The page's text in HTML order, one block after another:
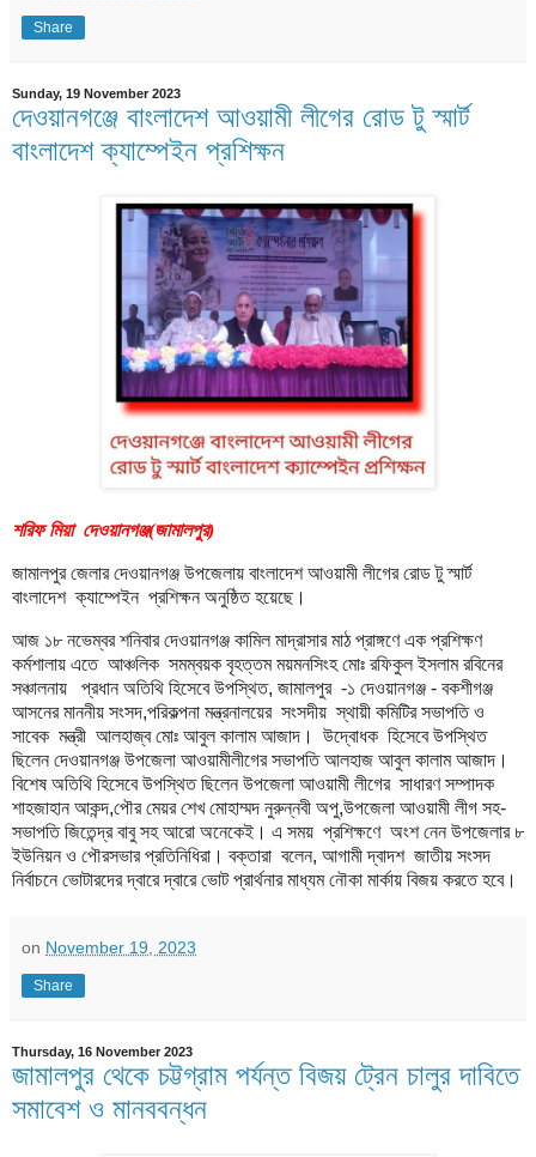
Share
Sunday, 19 November 2023
দেওয়ানগঞ্জে বাংলাদেশ আওয়ামী লীগের রোড টু স্মার্ট
বাংলাদেশ ক্যাম্পেইন প্রশিক্ষন
শরিফ মিয়া দেওয়ানগঞ্জ(জামালপুর)
জামালপুর জেলার দেওয়ানগঞ্জ উপজেলায় বাংলাদেশ আওয়ামী লীগের রোড টু স্মার্ট
বাংলাদেশ ক্যাম্পেইন প্রশিক্ষন অনুষ্ঠিত হয়েছে।
আজ ১৮ নভেম্বর শনিবার দেওয়ানগঞ্জ কামিল মাদ্রাসার মাঠ প্রাঙ্গণে এক প্রশিক্ষণ
কর্মশালায় এতে আঞ্চলিক সমম্বয়ক বৃহত্তম ময়মনসিংহ মোঃ রফিকুল ইসলাম রবিনের
সঞ্চালনায় প্রধান অতিথি হিসেবে উপস্থিত, জামালপুর -১ দেওয়ানগঞ্জ - বকশীগঞ্জ
আসনের মাননীয় সংসদ,পরিকল্পনা মন্ত্রনালয়ের সংসদীয় স্থায়ী কমিটির সভাপতি ও
সাবেক মন্ত্রী আলহাজ্ব মোঃ আবুল কালাম আজাদ। উদ্বোধক হিসেবে উপস্থিত
ছিলেন দেওয়ানগঞ্জ উপজেলা আওয়ামীলীগের সভাপতি আলহাজ আবুল কালাম আজাদ।
বিশেষ অতিথি হিসেবে উপস্থিত ছিলেন উপজেলা আওয়ামী লীগের সাধারণ সম্পাদক
শাহজাহান আকন্দ,পৌর মেয়র শেখ মোহাম্মদ নুরুন্নবী অপু,উপজেলা আওয়ামী লীগ সহ-
সভাপতি জিতেন্দ্র বাবু সহ আরো অনেকেই। এ সময় প্রশিক্ষণে অংশ নেন উপজেলার ৮
ইউনিয়ন ও পৌরসভার প্রতিনিধিরা। বক্তারা বলেন, আগামী দ্বাদশ জাতীয় সংসদ
নির্বাচনে ভোটারদের দ্বারে দ্বারে ভোট প্রার্থনার মাধ্যম নৌকা মার্কায় বিজয় করতে হবে।
on November 19, 2023
Share
Thursday, 16 November 2023
জামালপুর থেকে চট্টগ্রাম পর্যন্ত বিজয় ট্রেন চালুর দাবিতে
সমাবেশ ও মানববন্ধন